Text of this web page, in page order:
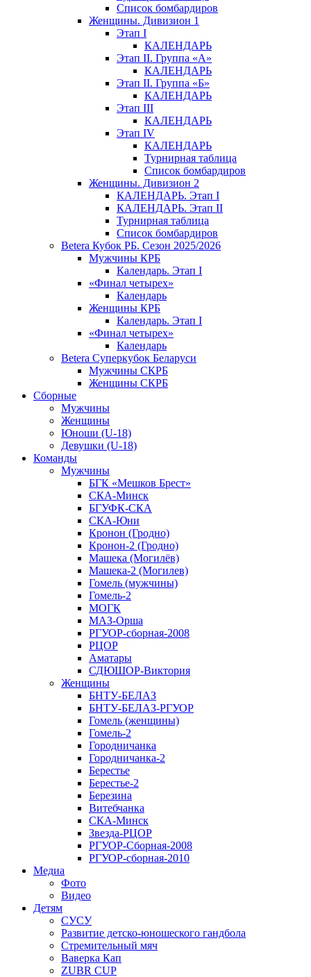
Список бомбардиров
Женщины. Дивизион 1
Этап I
КАЛЕНДАРЬ
Этап II. Группа «А»
КАЛЕНДАРЬ
Этап II. Группа «Б»
КАЛЕНДАРЬ
Этап III
КАЛЕНДАРЬ
Этап IV
КАЛЕНДАРЬ
Турнирная таблица
Список бомбардиров
Женщины. Дивизион 2
КАЛЕНДАРЬ. Этап I
КАЛЕНДАРЬ. Этап II
Турнирная таблица
Список бомбардиров
Betera Кубок РБ. Сезон 2025/2026
Мужчины КРБ
Календарь. Этап I
«Финал четырех»
Календарь
Женщины КРБ
Календарь. Этап I
«Финал четырех»
Календарь
Betera Суперкубок Беларуси
Мужчины СКРБ
Женщины СКРБ
Сборные
Мужчины
Женщины
Юноши (U-18)
Девушки (U-18)
Команды
Мужчины
БГК «Мешков Брест»
СКА-Минск
БГУФК-СКА
СКА-Юни
Кронон (Гродно)
Кронон-2 (Гродно)
Машека (Могилёв)
Машека-2 (Могилев)
Гомель (мужчины)
Гомель-2
МОГК
МАЗ-Орша
РГУОР-сборная-2008
РЦОР
Аматары
СДЮШОР-Виктория
Женщины
БНТУ-БЕЛАЗ
БНТУ-БЕЛАЗ-РГУОР
Гомель (женщины)
Гомель-2
Городничанка
Городничанка-2
Берестье
Берестье-2
Березина
Витебчанка
СКА-Минск
Звезда-РЦОР
РГУОР-Сборная-2008
РГУОР-сборная-2010
Медиа
Фото
Видео
Детям
СУСУ
Развитие детско-юношеского гандбола
Стремительный мяч
Ваверка Кап
ZUBR CUP